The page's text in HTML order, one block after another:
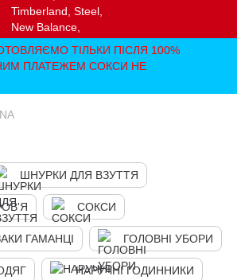
ТІЛЬКИ ПІСЛЯ 100%
ПЛАТЕЖЕМ СОКСИ НЕ
ШНУРКИ ДЛЯ ВЗУТТЯ
СОКСИ
ГАМАНЦІ ГОЛОВНІ УБОРИ
НАРУЧНІ ГОДИННИКИ